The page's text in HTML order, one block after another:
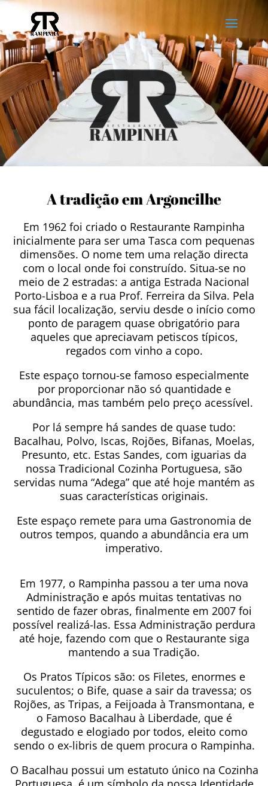
A tradição em Argoncilhe
Em 1962 foi criado o Restaurante Rampinha
inicialmente para ser uma Tasca com pequenas
dimensões. O nome tem uma relação directa
com o local onde foi construído. Situa-se no
meio de 2 estradas: a antiga Estrada Nacional
Porto-Lisboa e a rua Prof. Ferreira da Silva. Pela
sua fácil localização, serviu desde o início como
ponto de paragem quase obrigatório para
aqueles que apreciavam petiscos típicos,
regados com vinho a copo.
Este espaço tornou-se famoso especialmente
por proporcionar não só quantidade e
abundância, mas também pelo preço acessível.
Por lá sempre há sandes de quase tudo:
Bacalhau, Polvo, Iscas, Rojões, Bifanas, Moelas,
Presunto, etc. Estas Sandes, com iguarias da
nossa Tradicional Cozinha Portuguesa, são
servidas numa “Adega” que até hoje mantém as
suas características originais.
Este espaço remete para uma Gastronomia de
outros tempos, quando a abundância era um
imperativo.
Em 1977, o Rampinha passou a ter uma nova
Administração e após muitas tentativas no
sentido de fazer obras, finalmente em 2007 foi
possível realizá-las. Essa Administração perdura
até hoje, fazendo com que o Restaurante siga
mantendo a sua Tradição.
Os Pratos Típicos são: os Filetes, enormes e
suculentos; o Bife, quase a sair da travessa; os
Rojões, as Tripas, a Feijoada à Transmontana, e
o Famoso Bacalhau à Liberdade, que é
degustado e elogiado por todos, eleito como
sendo o ex-libris de quem procura o Rampinha.
O Bacalhau possui um estatuto único na Cozinha